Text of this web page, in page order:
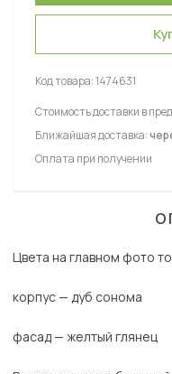
Код товара:1474631
Стоимость доставки в
Ближайшая доставка:
Оплата при получении
Цвета на главном фото
корпус — дуб сонома
фасад — желтый глянец